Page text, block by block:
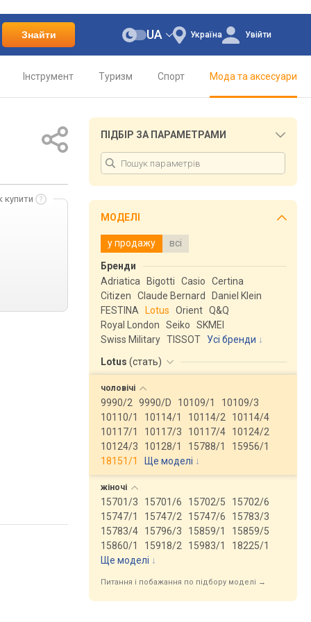
Знайти Україна
UA Увійти
Інструмент Туризм Спорт Мода та аксесуари
купити
ПІДБІР ЗА ПАРАМЕТРАМИ
МОДЕЛІ
у продажу всі
Бренди
Adriatica
Bigotti Casio
Certina
Citizen
Claude Bernard
Daniel Klein
FESTINA
Lotus Orient Q&Q
Royal London
Seiko
SKMEI
Swiss Military TISSOT
Усі бренди
Lotus (стать)
чоловічі
9990/2 9990/D 10109/1
10109/3
10110/1
10114/1 10114/2
10114/4
10117/1
10117/3 10117/4
10124/2
10124/3
10128/1 15788/1
15956/1
18151/1
Ще моделі ↓
жіночі
15701/3 15701/6 15702/5
15702/6
15747/1
15747/2 15747/6
15783/3
15783/4
15796/3 15859/1
15859/5
15860/1
15918/2 15983/1
18225/1
Ще моделі ↓
Питання і побажання по підбору моделі →